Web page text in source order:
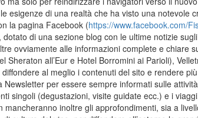
esigenze di una realtà che ha visto una notevole
la pagina Facebook (https://www.facebook.com/
di una sezione blog con le ultime notizie
ovviamente alle informazioni complete e chiare
Sheraton all’Eur e Hotel Borromini ai Parioli),
al meglio i contenuti del sito e rendere
per essere sempre informati sulle
singoli (degustazioni, visite guidate ecc.) e i
inoltre gli approfondimenti, sia a